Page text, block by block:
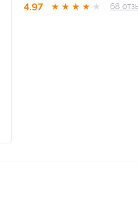
4.97 ★ ★ ★ ★ ★ 68